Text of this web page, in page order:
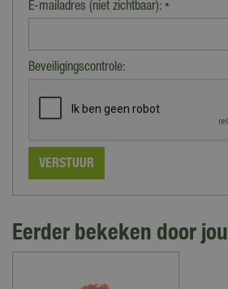
E-mailadres (niet zichtbaar): *
Beveiligingscontrole:
Eerder bekeken door jou